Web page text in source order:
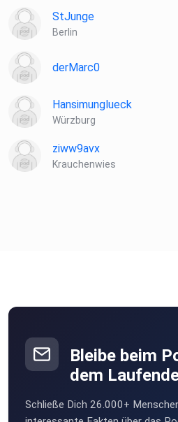
StJunge
Berlin
derMarc0
Hansimunglueck
Würzburg
ziww9avx
Krauchenwies
Bleibe beim
dem
Schließe Dich 26.000+